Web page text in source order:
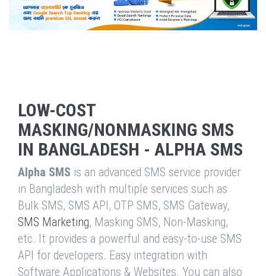
LOW-COST
MASKING/NONMASKING SMS
IN BANGLADESH - ALPHA SMS
Alpha SMS is an advanced SMS service provider
in Bangladesh with multiple services such as
Bulk SMS, SMS API, OTP SMS, SMS Gateway,
SMS Marketing, Masking SMS, Non-Masking,
etc. It provides a powerful and easy-to-use SMS
API for developers. Easy integration with
Software Applications & Websites. You can also